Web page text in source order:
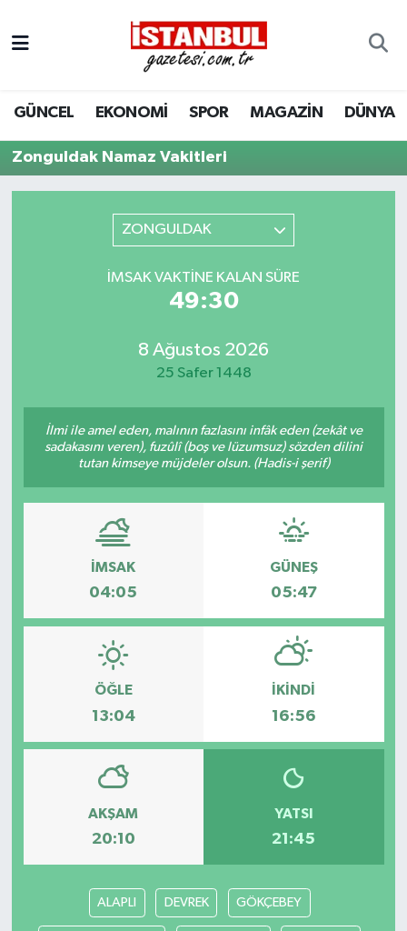
GÜNCEL EKONOMİ SPOR MAGAZİN DÜNYA
Zonguldak Namaz Vakitleri
ZONGULDAK
İMSAK VAKTINE KALAN SÜRE
49:30
8 Ağustos 2026
25 Safer 1448
İlmi ile amel eden, malının fazlasını infâk eden (zekât ve
sadakasını veren), fuzûlî (boş ve lüzumsuz) sözden dilini
tutan kimseye müjdeler olsun. (Hadis-i şerif)
İMSAK
04:05
GÜNEŞ
05:47
ÖĞLE
13:04
İKINDI
16:56
AKŞAM
20:10
YATSI
21:45
ALAPLI DEVREK GÖKÇEBEY
EKONOMİ
İSTANBUL
KÜLTÜR SANAT
BİLİM VE TEKNOLOJİ
OTOMOBİL
KURUMSAL
Nöbetçi Eczaneler
Hava Durumu
Trafik Durumu
Son Dakika Haberleri